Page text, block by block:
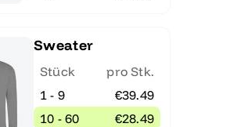
Sweater
Stück
pro Stk.
1 - 9
€39.49
10 - 60
€28.49